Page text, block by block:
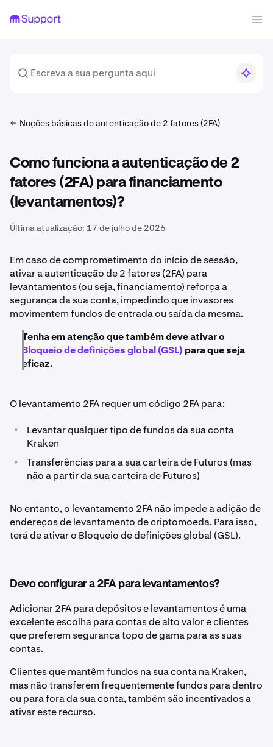
Noções básicas de autenticação de 2 fatores (2FA)
Como funciona a autenticação de 2
fatores (2FA) para financiamento
(levantamentos)?
Última atualização: 17 de julho de 2026
Em caso de comprometimento do início de sessão,
ativar a autenticação de 2 fatores (2FA) para
levantamentos (ou seja, financiamento) reforça a
segurança da sua conta, impedindo que invasores
movimentem fundos de entrada ou saída da mesma.
Tenha em atenção que também deve ativar o
Bloqueio de definições global (GSL) para que seja
eficaz.
O levantamento 2FA requer um código 2FA para:
•
Levantar qualquer tipo de fundos da sua conta
Kraken
•
Transferências para a sua carteira de Futuros (mas
não a partir da sua carteira de Futuros)
No entanto, o levantamento 2FA não impede a adição de
endereços de levantamento de criptomoeda. Para isso,
terá de ativar o Bloqueio de definições global (GSL).
Devo configurar a 2FA para levantamentos?
Adicionar 2FA para depósitos e levantamentos é uma
excelente escolha para contas de alto valor e clientes
que preferem segurança topo de gama para as suas
contas.
Clientes que mantêm fundos na sua conta na Kraken,
mas não transferem frequentemente fundos para dentro
ou para fora da sua conta, também são incentivados a
ativar este recurso.